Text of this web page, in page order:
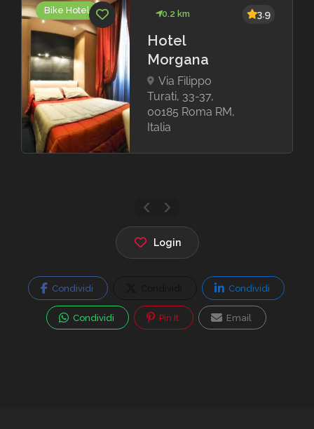
Bike Hotel 0.2 km
Hotel
Morgana
Via Filippo
Turati, 33-37,
00185 Roma RM,
Italia
3.9
Login
Condividi Condividi
Condividi Pin It Email